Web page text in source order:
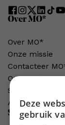
Over MO*
Over MO*
Onze missie
Contacteer
Onze auteurs
Schrijven voor
Adverteren in
Steun MO*
Deze
gebruik